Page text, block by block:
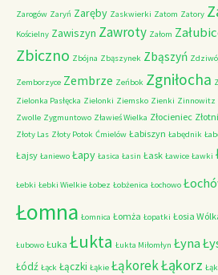
Zarogów Zaryń Zaręby Zaskwierki Zatom Zatory
Kościelny Zawiszyn Zawroty Załom
Zbiczno Zbójna Zbąszynek Zbąszyń
Zemborzyce Zembrze Zeńbok Zgniłocha
Zielonka Pasłęcka Zielonki Ziemsko Zienki Zinnowitz
Zwolle Zygmuntowo Zławieś Wielka Złocieniec
Złoty Las Złoty Potok Ćmielów Łabiszyn Łabędnik
Łajsy Łaniewo Łapy Łasica Łasin Łask Ławice Ławki
Łebki Łebki Wielkie Łobez Łobżenica Łochowo
Łomna Łomnica Łomża Łopatki Łosia
Łubowo Łuka Łukta Łukta Miłomłyn Łyna
Łódź Łąck Łączki Łąkie ŁąkorekŁąkorz